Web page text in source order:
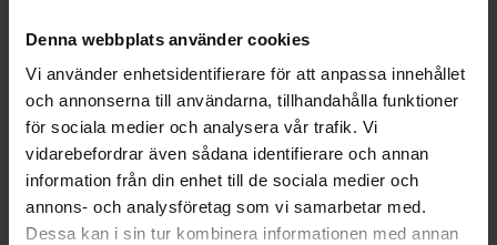
Denna webbplats använder cookies
Vi använder enhetsidentifierare för att anpassa innehållet
och annonserna till användarna, tillhandahålla funktioner
för sociala medier och analysera vår trafik. Vi
vidarebefordrar även sådana identifierare och annan
information från din enhet till de sociala medier och
annons- och analysföretag som vi samarbetar med.
Dessa kan i sin tur kombinera informationen med annan
Direktivet förtydligar även slutkunders och slutanvändares
rättigheter när det gäller fakturering, information om
fakturering och information om energianvändning baserat
på individuell mätning.
Dela på: